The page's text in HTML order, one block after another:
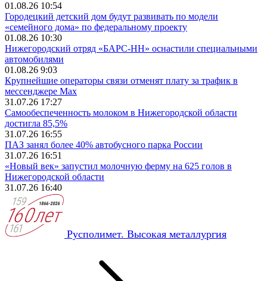
01.08.26 10:54
Городецкий детский дом будут развивать по модели
«семейного дома» по федеральному проекту
01.08.26 10:30
Нижегородский отряд «БАРС-НН» оснастили специальными
автомобилями
01.08.26 9:03
Крупнейшие операторы связи отменят плату за трафик в
мессенджере Max
31.07.26 17:27
Самообеспеченность молоком в Нижегородской области
достигла 85,5%
31.07.26 16:55
ПАЗ занял более 40% автобусного парка России
31.07.26 16:51
«Новый век» запустил молочную ферму на 625 голов в
Нижегородской области
31.07.26 16:40
Русполимет. Высокая металлургия